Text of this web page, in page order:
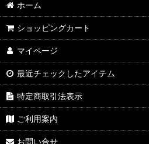
ホーム
ショッピングカート
マイページ
最近チェックしたアイテム
特定商取引法表示
ご利用案内
お問い合せ